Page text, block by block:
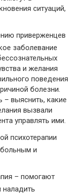
ситуаций,
приверженцев
заболевание
и желания
поведения
болезни.
– выяснить, какие
вызвали
управлять ими.
психотерапии
и
– помогают
наладить